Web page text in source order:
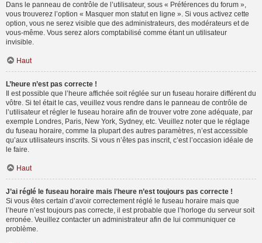
Dans le panneau de contrôle de l’utilisateur, sous « Préférences du forum »,
vous trouverez l’option « Masquer mon statut en ligne ». Si vous activez cette
option, vous ne serez visible que des administrateurs, des modérateurs et de
vous-même. Vous serez alors comptabilisé comme étant un utilisateur
invisible.
Haut
L’heure n’est pas correcte !
Il est possible que l’heure affichée soit réglée sur un fuseau horaire différent du
vôtre. Si tel était le cas, veuillez vous rendre dans le panneau de contrôle de
l’utilisateur et régler le fuseau horaire afin de trouver votre zone adéquate, par
exemple Londres, Paris, New York, Sydney, etc. Veuillez noter que le réglage
du fuseau horaire, comme la plupart des autres paramètres, n’est accessible
qu’aux utilisateurs inscrits. Si vous n’êtes pas inscrit, c’est l’occasion idéale de
le faire.
Haut
J’ai réglé le fuseau horaire mais l’heure n’est toujours pas correcte !
Si vous êtes certain d’avoir correctement réglé le fuseau horaire mais que
l’heure n’est toujours pas correcte, il est probable que l’horloge du serveur soit
erronée. Veuillez contacter un administrateur afin de lui communiquer ce
problème.